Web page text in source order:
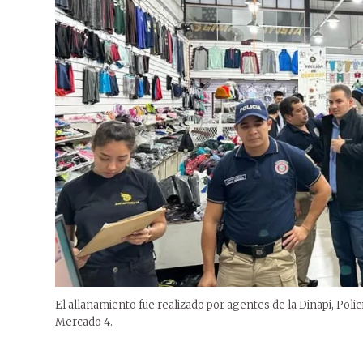
El allanamiento fue realizado por agentes de la Dinapi,
Mercado 4.